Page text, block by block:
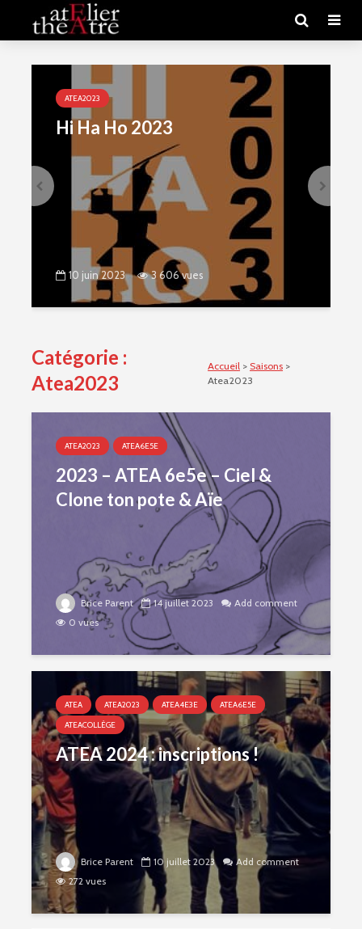
ATEA2023
Hi Ha Ho 2023
10 juin 2023 3 606 vues
Catégorie :
Atea2023
Accueil > Saisons >
Atea2023
ATEA2023 ATEA6E5E
2023 – ATEA 6e5e – Ciel &
Clone ton pote & Aïe
Brice Parent 14 juillet 2023
Add comment
0 vues
ATEA ATEA2023 ATEA4E3E
ATEA6E5E
ATEACOLLÈGE
ATEA 2024 : inscriptions !
Brice Parent 10 juillet 2023
Add comment
272 vues